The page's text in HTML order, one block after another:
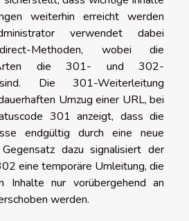
weiterhin erreicht werden
verwendet dabei
Methoden, wobei die
Arten die 301- und 302-
Die 301-Weiterleitung
Umzug einer URL, bei
301 anzeigt, dass die
endgültig durch eine neue
dazu signalisiert der
eine temporäre Umleitung, die
Inhalte nur vorübergehend an
werden.